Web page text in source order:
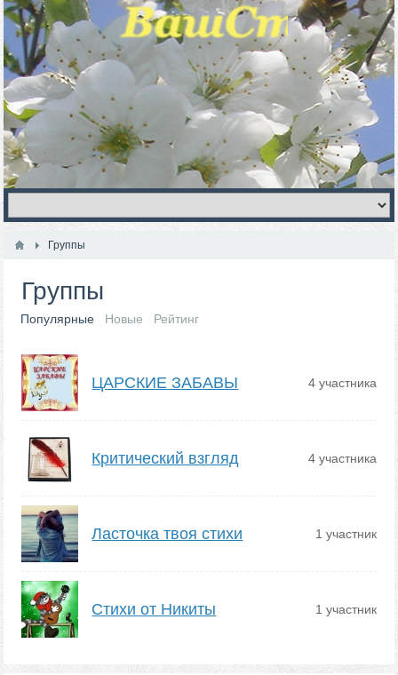
Группы
Группы
Популярные Новые Рейтинг
ЦАРСКИЕ ЗАБАВЫ 4 участника
Критический взгляд 4 участника
Ласточка твоя стихи 1 участник
Стихи от Никиты 1 участник